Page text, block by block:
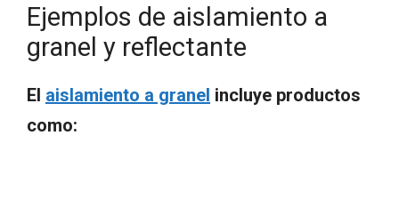
Ejemplos de aislamiento a
granel y reflectante
El aislamiento a granel incluye productos
como: